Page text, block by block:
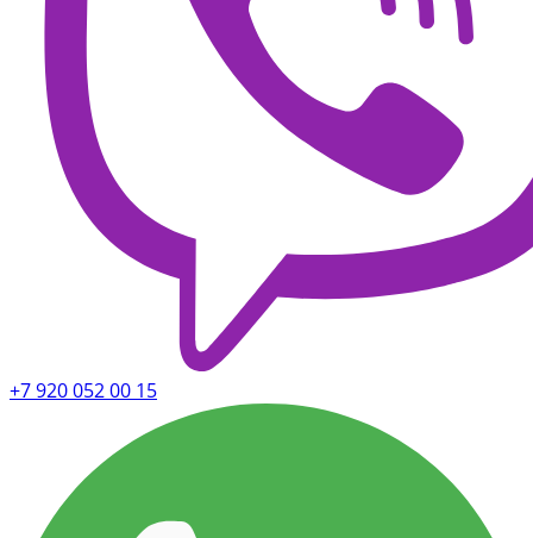
+7 920 052 00 15